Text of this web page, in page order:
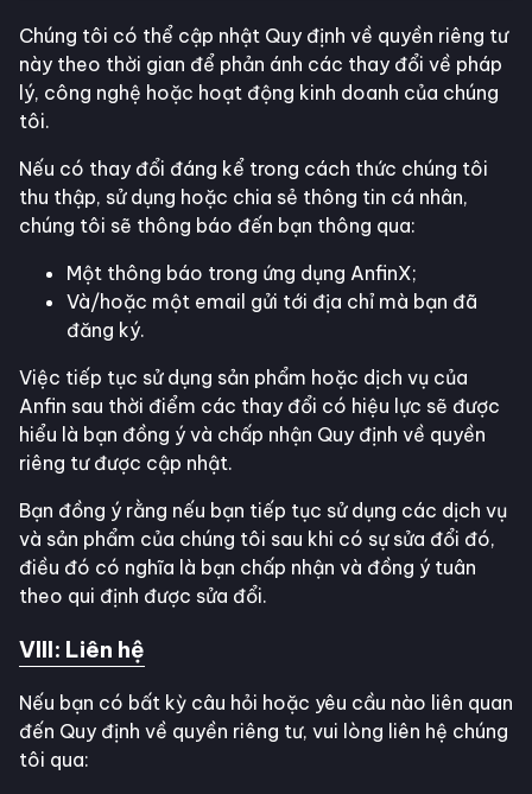
Chúng tôi có thể cập nhật Quy định về quyền riêng tư
này theo thời gian để phản ánh các thay đổi về pháp
lý, công nghệ hoặc hoạt động kinh doanh của chúng
tôi.
Nếu có thay đổi đáng kể trong cách thức chúng tôi
thu thập, sử dụng hoặc chia sẻ thông tin cá nhân,
chúng tôi sẽ thông báo đến bạn thông qua:
Một thông báo trong ứng dụng AnfinX;
Và/hoặc một email gửi tới địa chỉ mà bạn đã
đăng ký.
Việc tiếp tục sử dụng sản phẩm hoặc dịch vụ của
Anfin sau thời điểm các thay đổi có hiệu lực sẽ được
hiểu là bạn đồng ý và chấp nhận Quy định về quyền
riêng tư được cập nhật.
Bạn đồng ý rằng nếu bạn tiếp tục sử dụng các dịch vụ
và sản phẩm của chúng tôi sau khi có sự sửa đổi đó,
điều đó có nghĩa là bạn chấp nhận và đồng ý tuân
theo qui định được sửa đổi.
VIII: Liên hệ
Nếu bạn có bất kỳ câu hỏi hoặc yêu cầu nào liên quan
đến Quy định về quyền riêng tư, vui lòng liên hệ chúng
tôi qua: